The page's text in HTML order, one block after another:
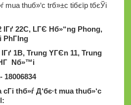
mua thuб»‘c trб»±c tiбєїp tбєЎi
lГґ 22C, LГЄ Hб»“ng Phong,
PhГІng
1B, Trung YГЄn 11, Trung
HГ Nб»™i
18006834
thб»ѓ Д‘бє·t mua thuб»‘c